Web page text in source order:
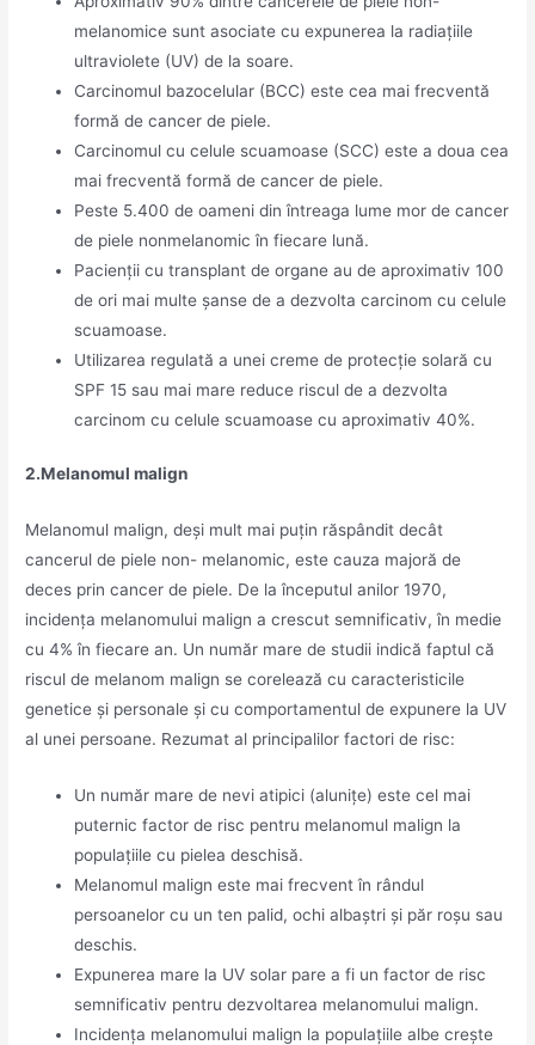
melanomice sunt asociate cu expunerea la radiațiile
ultraviolete (UV) de la soare.
Carcinomul bazocelular (BCC) este cea mai frecventă
formă de cancer de piele.
Carcinomul cu celule scuamoase (SCC) este a doua cea
mai frecventă formă de cancer de piele.
Peste 5.400 de oameni din întreaga lume mor de cancer
de piele nonmelanomic în fiecare lună.
Pacienții cu transplant de organe au de aproximativ 100
de ori mai multe șanse de a dezvolta carcinom cu celule
scuamoase.
Utilizarea regulată a unei creme de protecție solară cu
SPF 15 sau mai mare reduce riscul de a dezvolta
carcinom cu celule scuamoase cu aproximativ 40%.
2.Melanomul malign
Melanomul malign, deși mult mai puțin răspândit decât
cancerul de piele non- melanomic, este cauza majoră de
deces prin cancer de piele. De la începutul anilor 1970,
incidența melanomului malign a crescut semnificativ, în medie
cu 4% în fiecare an. Un număr mare de studii indică faptul că
riscul de melanom malign se corelează cu caracteristicile
genetice și personale și cu comportamentul de expunere la UV
al unei persoane. Rezumat al principalilor factori de risc:
Un număr mare de nevi atipici (alunițe) este cel mai
puternic factor de risc pentru melanomul malign la
populațiile cu pielea deschisă.
Melanomul malign este mai frecvent în rândul
persoanelor cu un ten palid, ochi albaștri și păr roșu sau
deschis.
Expunerea mare la UV solar pare a fi un factor de risc
semnificativ pentru dezvoltarea melanomului malign.
Incidența melanomului malign la populațiile albe crește